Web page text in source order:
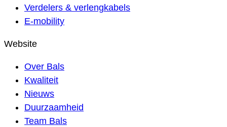
Verdelers & verlengkabels
E-mobility
Website
Over Bals
Kwaliteit
Nieuws
Duurzaamheid
Team Bals